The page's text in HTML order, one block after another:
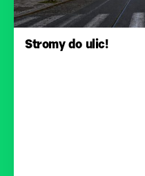
Stromy do ulic!